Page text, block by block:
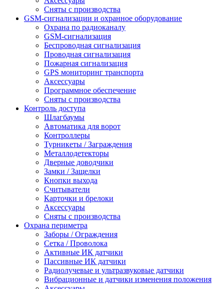
Сняты с производства
GSM-сигнализации и охранное оборудование
Охрана по радиоканалу
GSM-сигнализация
Беспроводная сигнализация
Проводная сигнализация
Пожарная сигнализация
GPS мониторинг транспорта
Аксессуары
Программное обеспечение
Сняты с производства
Контроль доступа
Шлагбаумы
Автоматика для ворот
Контроллеры
Турникеты / Заграждения
Металлодетекторы
Дверные доводчики
Замки / Защелки
Кнопки выхода
Считыватели
Карточки и брелоки
Аксессуары
Сняты с производства
Охрана периметра
Заборы / Ограждения
Сетка / Проволока
Активные ИК датчики
Пассивные ИК датчики
Радиолучевые и ультразвуковые датчики
Вибрационные и датчики изменения положения